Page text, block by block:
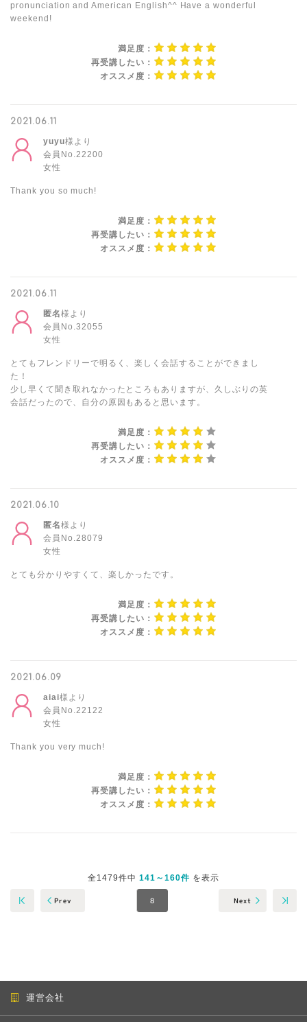
pronunciation and American English^^ Have a wonderful
weekend!
満足度：
再受講したい：
オススメ度：
2021.06.11
yuyu様より
会員No.22200
女性
Thank you so much!
満足度：
再受講したい：
オススメ度：
2021.06.11
匿名様より
会員No.32055
女性
とてもフレンドリーで明るく、楽しく会話することができまし
た！
少し早くて聞き取れなかったところもありますが、久しぶりの英
会話だったので、自分の原因もあると思います。
満足度：
再受講したい：
オススメ度：
2021.06.10
匿名様より
会員No.28079
女性
とても分かりやすくて、楽しかったです。
満足度：
再受講したい：
オススメ度：
2021.06.09
aiai様より
会員No.22122
女性
Thank you very much!
満足度：
再受講したい：
オススメ度：
全1479件中141～160件を表示
Prev 8 Next
運営会社